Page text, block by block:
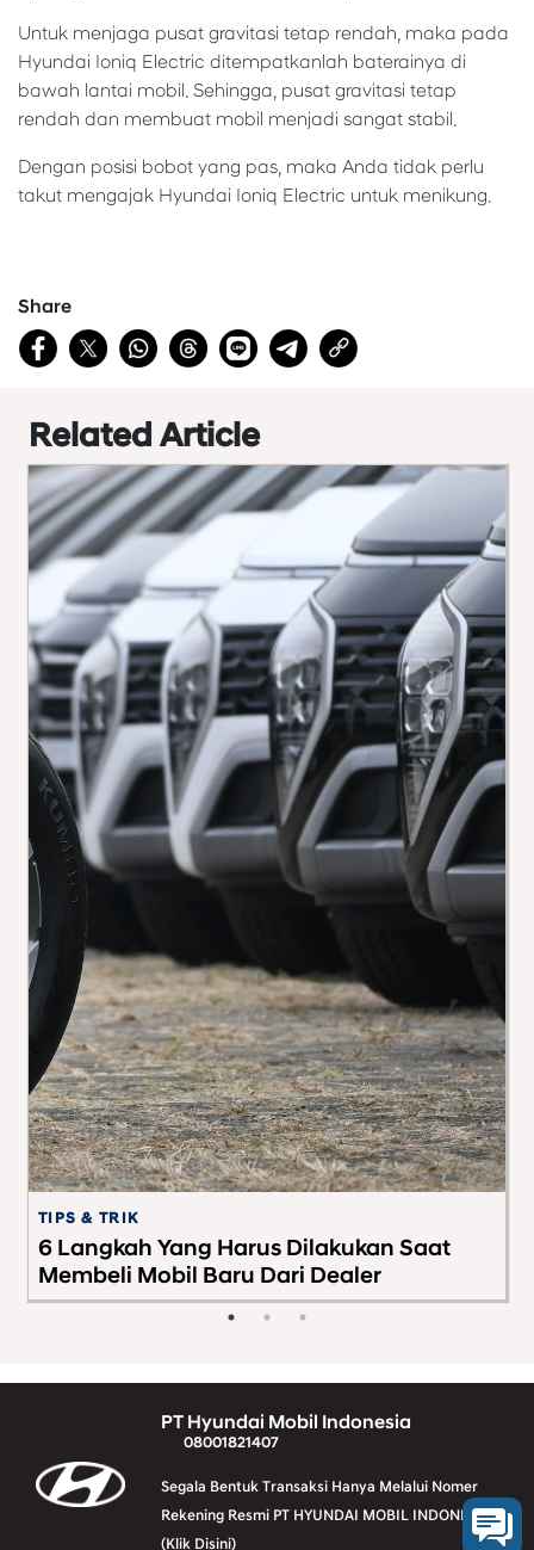
Untuk menjaga pusat gravitasi tetap rendah, maka pada
Hyundai Ioniq Electric ditempatkanlah baterainya di
bawah lantai mobil. Sehingga, pusat gravitasi tetap
rendah dan membuat mobil menjadi sangat stabil.
Dengan posisi bobot yang pas, maka Anda tidak perlu
takut mengajak Hyundai Ioniq Electric untuk menikung.
Share
Related Article
TIPS & TRIK
6 Langkah Yang Harus Dilakukan Saat
Membeli Mobil Baru Dari Dealer
PT Hyundai Mobil Indonesia
08001821407
Segala Bentuk Transaksi Hanya Melalui Nomer
Rekening Resmi PT HYUNDAI MOBIL INDONESIA
(Klik Disini)